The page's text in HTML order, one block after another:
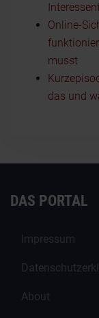
Online-
musst
das und
DAS PORTAL
Impressum
About